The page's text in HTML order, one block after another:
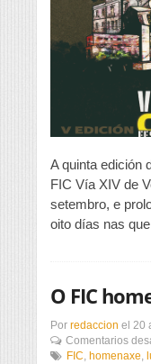
A quinta edición
FIC Vía XIV de
setembro, e
oito días nas
O FIC
Por redaccion el 20
Comentarios
FIC, homenaxe,